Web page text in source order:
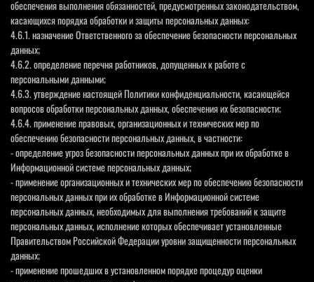
обеспечения выполнения обязанностей, предусмотренных законодательством,
касающихся порядка обработки и защиты персональных данных:
4.6.1. назначение Ответственного за обеспечение безопасности персональных
данных;
4.6.2. определение перечня работников, допущенных к работе с
персональными данными;
4.6.3. утверждение настоящей Политики конфиденциальности, касающейся
вопросов обработки персональных данных, обеспечения их безопасности;
4.6.4. применение правовых, организационных и технических мер по
обеспечению безопасности персональных данных, в частности:
- определение угроз безопасности персональных данных при их обработке в
Информационной системе персональных данных;
- применение организационных и технических мер по обеспечению безопасности
персональных данных при их обработке в Информационной системе
персональных данных, необходимых для выполнения требований к защите
персональных данных, исполнение которых обеспечивает установленные
Правительством Российской Федерации уровни защищенности персональных
данных;
- применение прошедших в установленном порядке процедур оценки